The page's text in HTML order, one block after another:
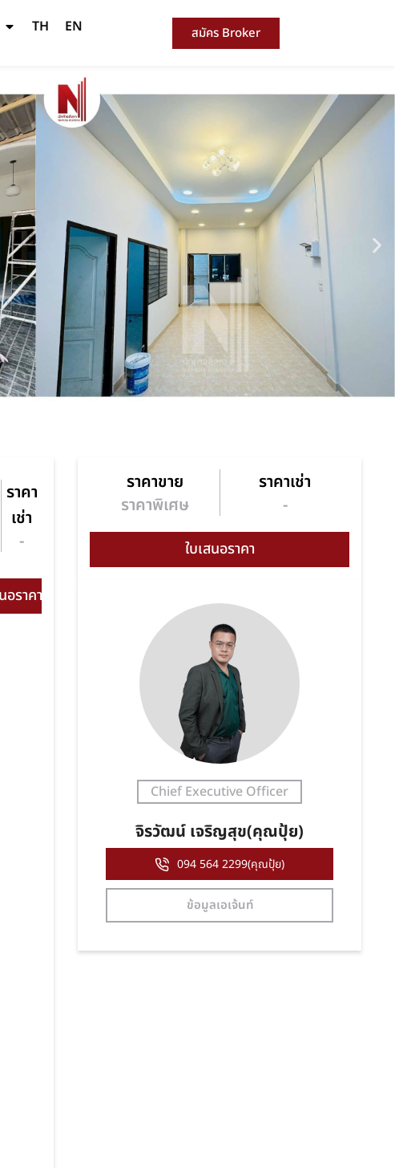
TH EN สมัคร Broker
ราคา
เช่า
-
ราคาขาย
ราคาพิเศษ
ราคาเช่า
-
Chief Executive Officer
จิรวัฒน์ เจริญสุข(คุณปุ้ย)
094 564 2299(คุณปุ้ย)
ข้อมูลเอเจ้นท์